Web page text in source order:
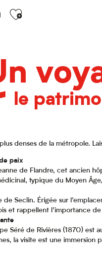
Ajouter aux favoris
le
denses de la métropole.
paix
de Flandre, cet ancien
typique du Moyen
Seclin. Érigée sur
et rappellent l’importance
Séré de Rivières (1870) est
la visite est une immersion